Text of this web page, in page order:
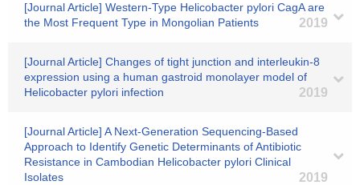
[Journal Article] Western-Type Helicobacter pylori CagA are
the Most Frequent Type in Mongolian Patients
2019
[Journal Article] Changes of tight junction and interleukin‐8
expression using a human gastroid monolayer model of
Helicobacter pylori infection
2019
[Journal Article] A Next-Generation Sequencing-Based
Approach to Identify Genetic Determinants of Antibiotic
Resistance in Cambodian Helicobacter pylori Clinical
Isolates
2019